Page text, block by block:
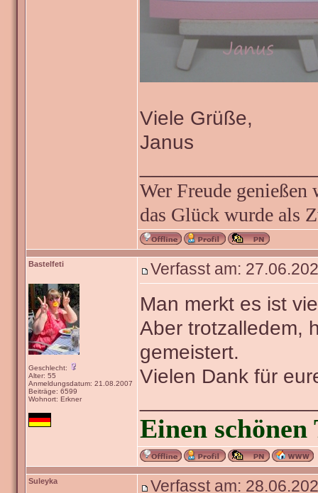
Viele Grüße,
Janus
Wer Freude
das Glück wurde als
Bastelfeti
Geschlecht:
Alter: 55
Anmeldungsdatum: 21.08.2007
Beiträge: 6599
Wohnort: Erkner
Verfasst am:
Man merkt es ist
Aber trotzalledem,
gemeistert.
Vielen Dank für
Einen
Suleyka Verfasst am: